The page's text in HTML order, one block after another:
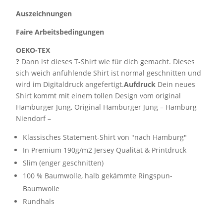
Auszeichnungen
Faire Arbeitsbedingungen
OEKO-TEX
? Dann ist dieses T-Shirt wie für dich gemacht. Dieses
sich weich anfühlende Shirt ist normal geschnitten und
wird im Digitaldruck angefertigt.Aufdruck Dein neues
Shirt kommt mit einem tollen Design vom original
Hamburger Jung, Original Hamburger Jung – Hamburg
Niendorf –
Klassisches Statement-Shirt von "nach Hamburg"
In Premium 190g/m2 Jersey Qualität & Printdruck
Slim (enger geschnitten)
100 % Baumwolle, halb gekämmte Ringspun-
Baumwolle
Rundhals